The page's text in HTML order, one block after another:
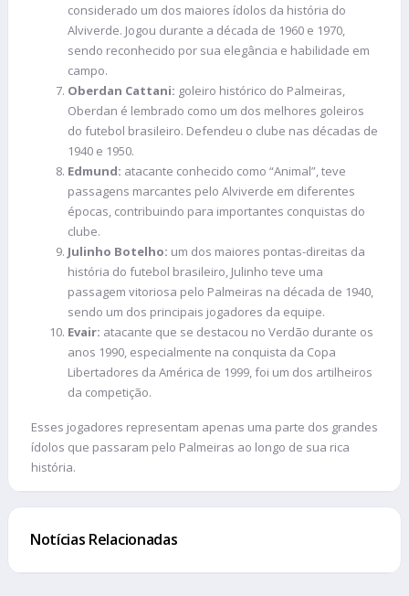
considerado um dos maiores ídolos da história do
Alviverde. Jogou durante a década de 1960 e 1970,
sendo reconhecido por sua elegância e habilidade em
campo.
Oberdan Cattani: goleiro histórico do Palmeiras,
Oberdan é lembrado como um dos melhores goleiros
do futebol brasileiro. Defendeu o clube nas décadas de
1940 e 1950.
Edmund: atacante conhecido como “Animal”, teve
passagens marcantes pelo Alviverde em diferentes
épocas, contribuindo para importantes conquistas do
clube.
Julinho Botelho: um dos maiores pontas-direitas da
história do futebol brasileiro, Julinho teve uma
passagem vitoriosa pelo Palmeiras na década de 1940,
sendo um dos principais jogadores da equipe.
Evair: atacante que se destacou no Verdão durante os
anos 1990, especialmente na conquista da Copa
Libertadores da América de 1999, foi um dos artilheiros
da competição.
Esses jogadores representam apenas uma parte dos grandes
ídolos que passaram pelo Palmeiras ao longo de sua rica
história.
Notícias Relacionadas